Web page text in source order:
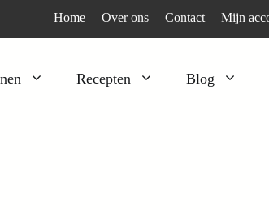
Home Over ons Contact Mijn
Recepten Blog